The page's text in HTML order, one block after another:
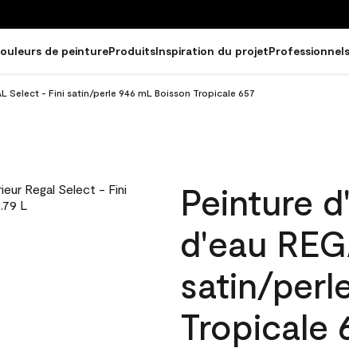
de peintureProduitsInspiration du projetProfessionnels
Select - Fini satin/perle 946 mL Boisson Tropicale 657
Peinture
d'eau
satin/
Tropicale